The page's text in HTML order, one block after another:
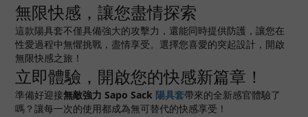
無限快感，讓您盡情探索
這款陽具套不僅具備強大的攻擊力，還能同時提供防護，讓您在
性愛過程中無懼挑戰，盡情享受。選擇您喜愛的突起設計，開啟
無限快感之旅！
立即體驗，開啟您的快感新篇章！
準備好迎接無敵強力 Sapo Sack 陽具套帶來的全新感官體驗了
嗎？讓每一次的使用都成為無可替代的快感享受！